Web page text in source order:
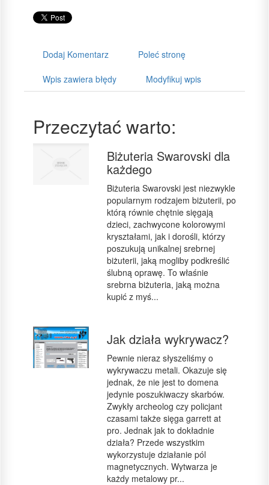
Dodaj Komentarz Poleć stronę
Wpis zawiera błędy Modyfikuj wpis
Przeczytać warto:
Biżuteria Swarovski dla
każdego
Biżuteria Swarovski jest niezwykle
popularnym rodzajem biżuterii, po
którą równie chętnie sięgają
dzieci, zachwycone kolorowymi
kryształami, jak i dorośli, którzy
poszukują unikalnej srebrnej
biżuterii, jaką mogliby podkreślić
ślubną oprawę. To właśnie
srebrna biżuteria, jaką można
kupić z myś...
Jak działa wykrywacz?
Pewnie nieraz słyszeliśmy o
wykrywaczu metali. Okazuje się
jednak, że nie jest to domena
jedynie poszukiwaczy skarbów.
Zwykły archeolog czy policjant
czasami także sięga garrett at
pro. Jednak jak to dokładnie
działa? Przede wszystkim
wykorzystuje działanie pól
magnetycznych. Wytwarza je
każdy metalowy pr...